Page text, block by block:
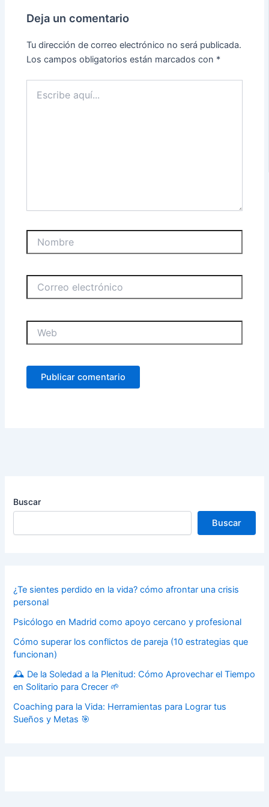
Deja un comentario
Tu dirección de correo electrónico no será publicada.
Los campos obligatorios están marcados con *
aquí...
electrónico
Buscar
Buscar
¿Te sientes perdido en la vida? cómo afrontar una crisis
personal
Psicólogo en Madrid como apoyo cercano y profesional
Cómo superar los conflictos de pareja (10 estrategias que
funcionan)
🕰️ De la Soledad a la Plenitud: Cómo Aprovechar el Tiempo
en Solitario para Crecer 🌱
Coaching para la Vida: Herramientas para Lograr tus
Sueños y Metas 🎯